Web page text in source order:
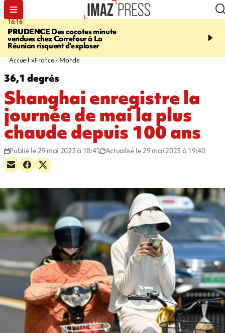
16:16
PRUDENCEDes cocotes minute
vendues chez Carrefour à La
Réunion risquent d'exploser
20:06
l'Asie, mort d'une
Accueil France - Monde
36,1 degrés
Shanghai enregistre la
journée de mai la plus
chaude depuis 100 ans
Publié le 29 mai 2023 à 18:41 Actualisé le 29 mai 2023 à 19:40